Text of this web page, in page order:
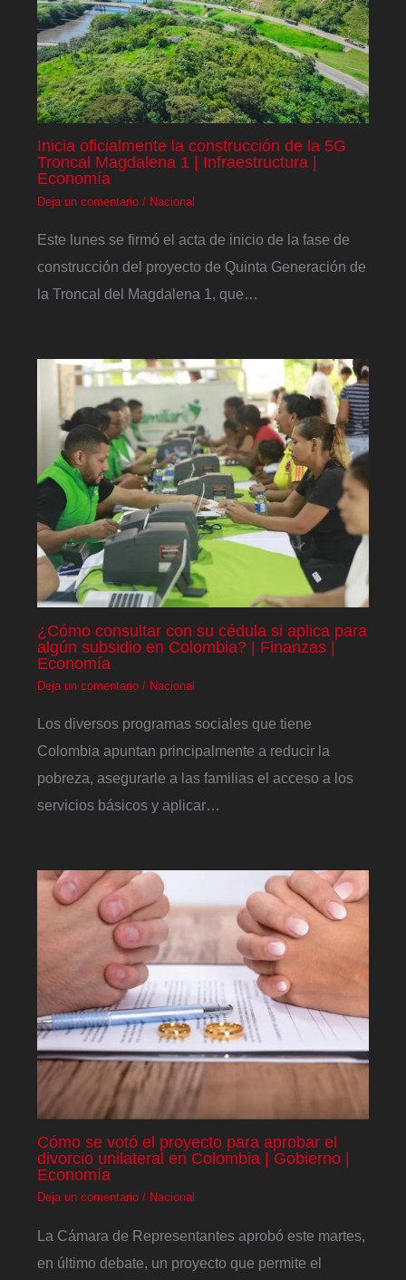
Inicia oficialmente la construcción de la 5G
Troncal Magdalena 1 | Infraestructura |
Economía
Deja un comentario / Nacional
Este lunes se firmó el acta de inicio de la fase de
construcción del proyecto de Quinta Generación de
la Troncal del Magdalena 1, que…
¿Cómo consultar con su cédula si aplica para
algún subsidio en Colombia? | Finanzas |
Economía
Deja un comentario / Nacional
Los diversos programas sociales que tiene
Colombia apuntan principalmente a reducir la
pobreza, asegurarle a las familias el acceso a los
servicios básicos y aplicar…
Cómo se votó el proyecto para aprobar el
divorcio unilateral en Colombia | Gobierno |
Economía
Deja un comentario / Nacional
La Cámara de Representantes aprobó este martes,
en último debate, un proyecto que permite el